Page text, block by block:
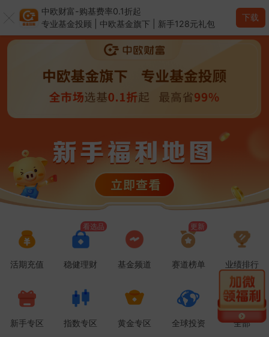
中欧财富-购基费率0.1折起
专业基金投顾 | 中欧基金旗下 | 新手128元礼包
下载
大幅跑赢！查看热门赛道榜单>
活期充值
看选品
稳健理财 基金频道
更新
赛道榜单 业绩排行
新手专区 指数专区 黄金专区 全球投资
新
全部